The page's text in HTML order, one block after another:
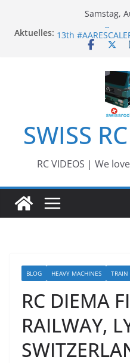
Samstag,
Aktuelles: Awesome Big RC
13th
Awesome RC
Switzerland –
SWISS
RC VIDEOS | We
BLOG HEAVY MACHINES TRAIN
RC DIEMA
RAILWAY,